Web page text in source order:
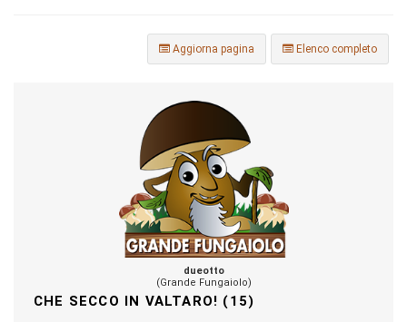
Elenco completo
Aggiorna pagina
dueotto
(Grande Fungaiolo)
CHE SECCO IN VALTARO! (15)